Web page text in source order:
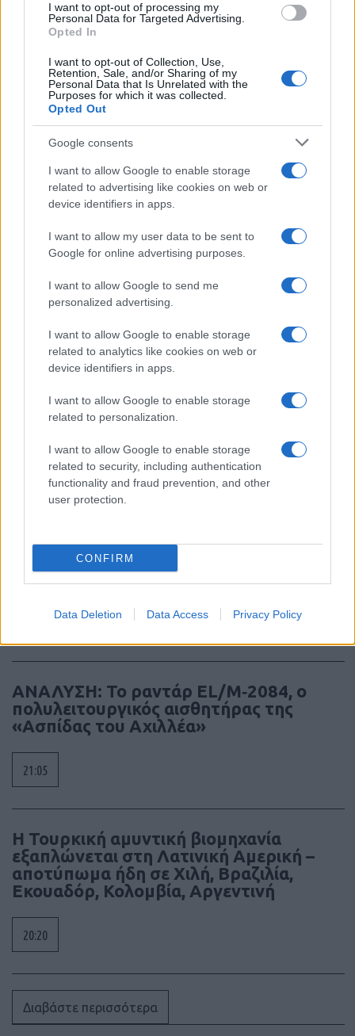
I want to opt-out of processing my
Personal Data for Targeted Advertising.
Opted In
I want to opt-out of Collection, Use,
Retention, Sale, and/or Sharing of my
Personal Data that Is Unrelated with the
Purposes for which it was collected.
Opted Out
Google consents
I want to allow Google to enable storage
related to advertising like cookies on web or
device identifiers in apps.
I want to allow my user data to be sent to
Google for online advertising purposes.
I want to allow Google to send me
personalized advertising.
I want to allow Google to enable storage
related to analytics like cookies on web or
device identifiers in apps.
I want to allow Google to enable storage
related to personalization.
I want to allow Google to enable storage
related to security, including authentication
functionality and fraud prevention, and other
user protection.
CONFIRM
Data Deletion Data Access Privacy Policy
Ιράν και Ομάν: συμφώνησαν για νέο
δρομολόγιο πλοίων που θέλουν να
διασχίσουν τα Στενά του Ορμούζ
ΗΠΑ: Το προεδρικό ελικόπτερο βρέθηκε
υπερβολικά κοντά σε αεροπλάνο της
γραμμής
Το τέλος ενός Falcon 9 στη Σελήνη – Μια
ακούσια πρόσκρουση με επιστημονική
Τραγικό ρεκόρ, ο χειρότερος μήνας
απωλειών αμάχων από το 2022 στον
πόλεμο Ρωσίας-Ουκρανίας
ΑΝΑΛΥΣΗ: To ραντάρ EL/M‑2084, ο
πολυλειτουργικός αισθητήρας της
«Ασπίδας του Αχιλλέα»
21:05
Η Τουρκική αμυντική βιομηχανία
εξαπλώνεται στη Λατινική Αμερική –
αποτύπωμα ήδη σε Χιλή, Βραζιλία,
Εκουαδόρ, Κολομβία, Αργεντινή
20:20
Διαβάστε περισσότερα